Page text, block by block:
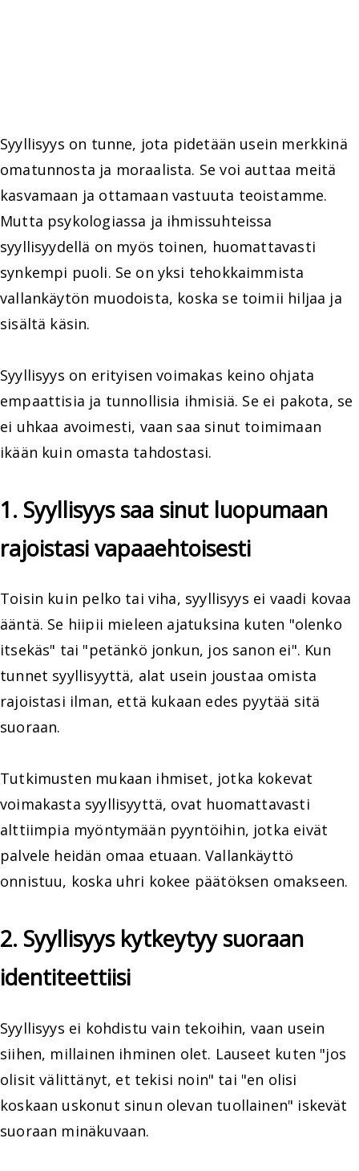
Syyllisyys on tunne, jota pidetään usein merkkinä
omatunnosta ja moraalista. Se voi auttaa meitä
kasvamaan ja ottamaan vastuuta teoistamme.
Mutta psykologiassa ja ihmissuhteissa
syyllisyydellä on myös toinen, huomattavasti
synkempi puoli. Se on yksi tehokkaimmista
vallankäytön muodoista, koska se toimii hiljaa ja
sisältä käsin.
Syyllisyys on erityisen voimakas keino ohjata
empaattisia ja tunnollisia ihmisiä. Se ei pakota, se
ei uhkaa avoimesti, vaan saa sinut toimimaan
ikään kuin omasta tahdostasi.
1. Syyllisyys saa sinut luopumaan
rajoistasi vapaaehtoisesti
Toisin kuin pelko tai viha, syyllisyys ei vaadi kovaa
ääntä. Se hiipii mieleen ajatuksina kuten "olenko
itsekäs" tai "petänkö jonkun, jos sanon ei". Kun
tunnet syyllisyyttä, alat usein joustaa omista
rajoistasi ilman, että kukaan edes pyytää sitä
suoraan.
Tutkimusten mukaan ihmiset, jotka kokevat
voimakasta syyllisyyttä, ovat huomattavasti
alttiimpia myöntymään pyyntöihin, jotka eivät
palvele heidän omaa etuaan. Vallankäyttö
onnistuu, koska uhri kokee päätöksen omakseen.
2. Syyllisyys kytkeytyy suoraan
identiteettiisi
Syyllisyys ei kohdistu vain tekoihin, vaan usein
siihen, millainen ihminen olet. Lauseet kuten "jos
olisit välittänyt, et tekisi noin" tai "en olisi
koskaan uskonut sinun olevan tuollainen" iskevät
suoraan minäkuvaan.